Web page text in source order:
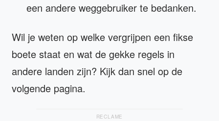
een andere weggebruiker te bedanken.
Wil je weten op welke vergrijpen een fikse
boete staat en wat de gekke regels in
andere landen zijn? Kijk dan snel op de
volgende pagina.
RECLAME